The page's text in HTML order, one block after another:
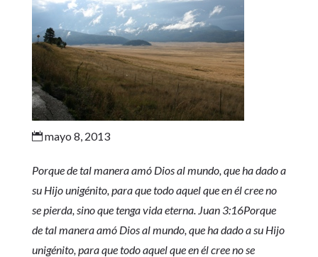
mayo 8, 2013
Porque de tal manera amó Dios al mundo, que ha dado a
su Hijo unigénito, para que todo aquel que en él cree no
se pierda, sino que tenga vida eterna. Juan 3:16Porque
de tal manera amó Dios al mundo, que ha dado a su Hijo
unigénito, para que todo aquel que en él cree no se